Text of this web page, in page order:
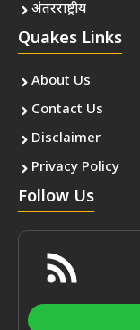
अंतरराष्ट्रीय
Quakes Links
About Us
Contact Us
Disclaimer
Privacy Policy
Follow Us